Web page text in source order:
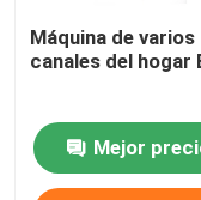
Máquina de varios
canales del hogar
Mejor